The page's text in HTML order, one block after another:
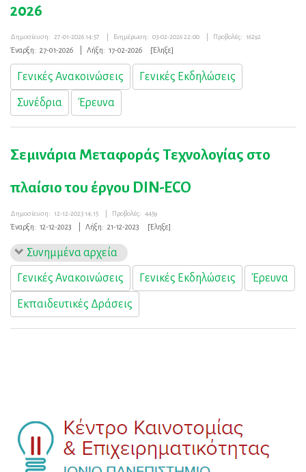
2026
Δημοσίευση: 27-01-2026 14:57 Ενημέρωση: 03-02-2026 22:00 Προβολές: 16292
Έναρξη: 27-01-2026 Λήξη: 17-02-2026 [Έληξε]
Γενικές Ανακοινώσεις Γενικές Εκδηλώσεις
Συνέδρια Έρευνα
Σεμινάρια Μεταφοράς Τεχνολογίας στο
πλαίσιο του έργου DIN-ECO
Δημοσίευση: 12-12-2023 14:15 Προβολές: 4459
Έναρξη: 12-12-2023 Λήξη: 21-12-2023 [Έληξε]
Συνημμένα αρχεία
Γενικές Ανακοινώσεις Γενικές Εκδηλώσεις Έρευνα
Εκπαιδευτικές Δράσεις